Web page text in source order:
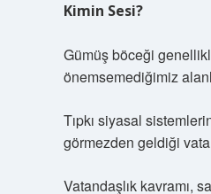
Kimin Sesi?
Gümüş böceği
önemsemediğimiz
Tıpkı siyasal
görmezden geldiği
Vatandaşlık kavramı,